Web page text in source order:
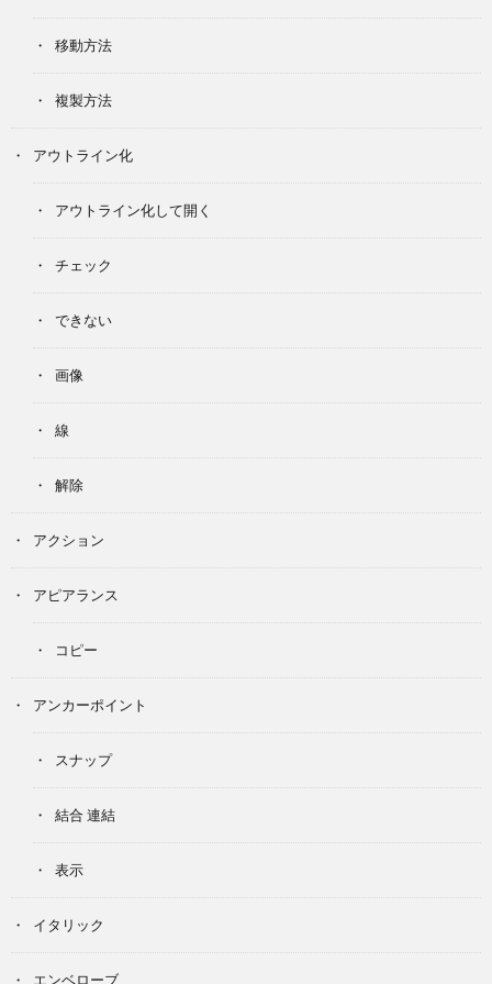
移動方法
複製方法
アウトライン化
アウトライン化して開く
チェック
できない
画像
線
解除
アクション
アピアランス
コピー
アンカーポイント
スナップ
結合 連結
表示
イタリック
エンベローブ